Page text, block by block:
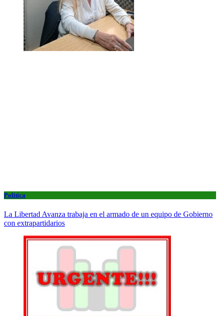
Politica
La Libertad Avanza trabaja en el armado de un equipo de Gobierno
con extrapartidarios